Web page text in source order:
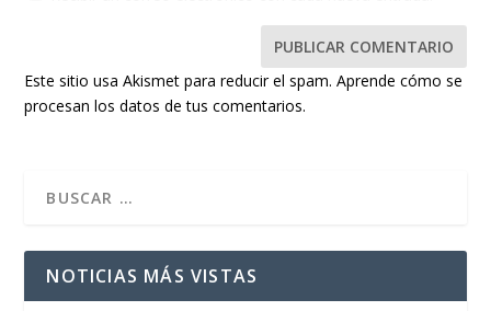
Este sitio usa Akismet para reducir el spam.Aprende cómo se
procesan los datos de tus comentarios.
NOTICIAS MÁS VISTAS